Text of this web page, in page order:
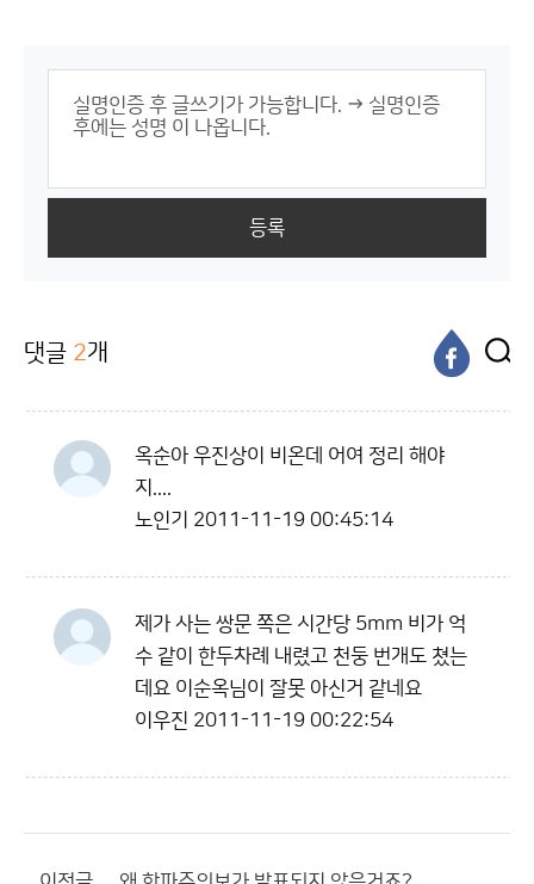
등록
댓글 2개
옥순아 우진상이 비온데 어여 정리 해야
지....
노인기 2011-11-19 00:45:14
제가 사는 쌍문 쪽은 시간당 5mm 비가 억
수 같이 한두차례 내렸고 천둥 번개도 쳤는
데요 이순옥님이 잘못 아신거 같네요
이우진 2011-11-19 00:22:54